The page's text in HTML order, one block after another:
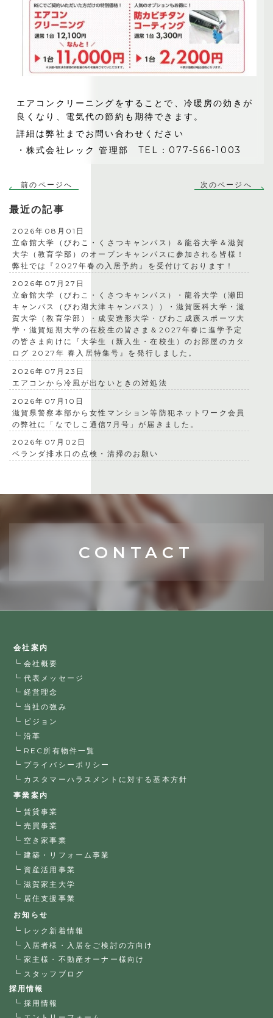
エアコンクリーニングをすることで、冷暖房の効きが
良くなり、電気代の節約も期待できます。
詳細は弊社までお問い合わせください
・株式会社レック 管理部 TEL：077-566-1003
前のページへ 次のページへ
最近の記事
2026年08月01日
立命館大学（びわこ・くさつキャンパス）＆龍谷大学＆滋賀
大学（教育学部）のオープンキャンパスに参加される皆様！
弊社では『2027年春の入居予約』を受付けております！
2026年07月27日
立命館大学（びわこ・くさつキャンパス）・龍谷大学（瀬田
キャンパス（びわ湖大津キャンパス））・滋賀医科大学・滋
賀大学（教育学部）・成安造形大学・びわこ成蹊スポーツ大
学・滋賀短期大学の在校生の皆さま＆2027年春に進学予定
の皆さま向けに『大学生（新入生・在校生）のお部屋のカタ
ログ 2027年 春入居特集号』を発行しました。
2026年07月23日
エアコンから冷風が出ないときの対処法
2026年07月10日
滋賀県警察本部から女性マンション等防犯ネットワーク会員
の弊社に「なでしこ通信7月号」が届きました。
2026年07月02日
ベランダ排水口の点検・清掃のお願い
CONTACT
会社案内
会社概要
代表メッセージ
経営理念
当社の強み
ビジョン
沿革
REC所有物件一覧
プライバシーポリシー
カスタマーハラスメントに対する基本方針
事業案内
賃貸事業
売買事業
空き家事業
建築・リフォーム事業
資産活用事業
滋賀家主大学
居住支援事業
お知らせ
レック新着情報
入居者様・入居をご検討の方向け
家主様・不動産オーナー様向け
スタッフブログ
採用情報
採用情報